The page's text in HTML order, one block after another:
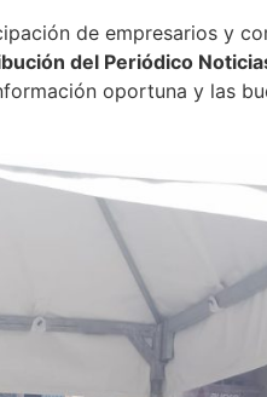
de empresarios y
del Periódico
oportuna y las